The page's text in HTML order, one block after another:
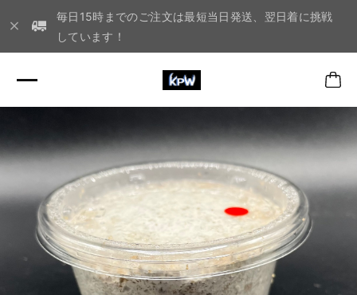
毎日15時までのご注文は最短当日発送、翌日着に挑戦
しています！